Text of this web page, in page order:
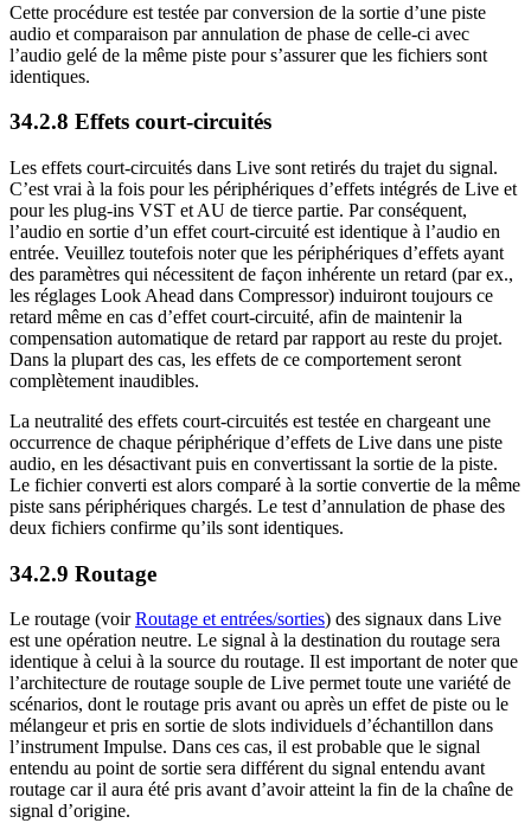
Cette procédure est testée par conversion de la sortie d’une piste
audio et comparaison par annulation de phase de celle-ci avec
l’audio gelé de la même piste pour s’assurer que les fichiers sont
identiques.
34.2.8 Effets court-circuités
Les effets court-circuités dans Live sont retirés du trajet du signal.
C’est vrai à la fois pour les périphériques d’effets intégrés de Live et
pour les plug-ins VST et AU de tierce partie. Par conséquent,
l’audio en sortie d’un effet court-circuité est identique à l’audio en
entrée. Veuillez toutefois noter que les périphériques d’effets ayant
des paramètres qui nécessitent de façon inhérente un retard (par ex.,
les réglages Look Ahead dans Compressor) induiront toujours ce
retard même en cas d’effet court-circuité, afin de maintenir la
compensation automatique de retard par rapport au reste du projet.
Dans la plupart des cas, les effets de ce comportement seront
complètement inaudibles.
La neutralité des effets court-circuités est testée en chargeant une
occurrence de chaque périphérique d’effets de Live dans une piste
audio, en les désactivant puis en convertissant la sortie de la piste.
Le fichier converti est alors comparé à la sortie convertie de la même
piste sans périphériques chargés. Le test d’annulation de phase des
deux fichiers confirme qu’ils sont identiques.
34.2.9 Routage
Le routage (voirRoutage et entrées/sorties) des signaux dans Live
est une opération neutre. Le signal à la destination du routage sera
identique à celui à la source du routage. Il est important de noter que
l’architecture de routage souple de Live permet toute une variété de
scénarios, dont le routage pris avant ou après un effet de piste ou le
mélangeur et pris en sortie de slots individuels d’échantillon dans
l’instrument Impulse. Dans ces cas, il est probable que le signal
entendu au point de sortie sera différent du signal entendu avant
routage car il aura été pris avant d’avoir atteint la fin de la chaîne de
signal d’origine.